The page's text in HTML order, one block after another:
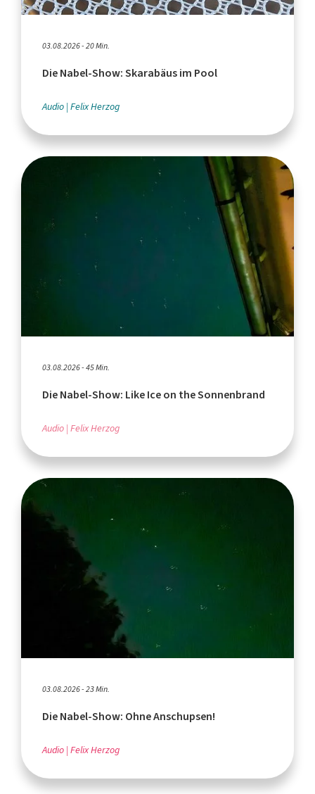
03.08.2026 - 20 Min.
Die Nabel-Show: Skarabäus im Pool
Audio Felix Herzog
03.08.2026 - 45 Min.
Die Nabel-Show: Like Ice on the Sonnenbrand
Audio Felix Herzog
03.08.2026 - 23 Min.
Die Nabel-Show: Ohne Anschupsen!
Audio Felix Herzog